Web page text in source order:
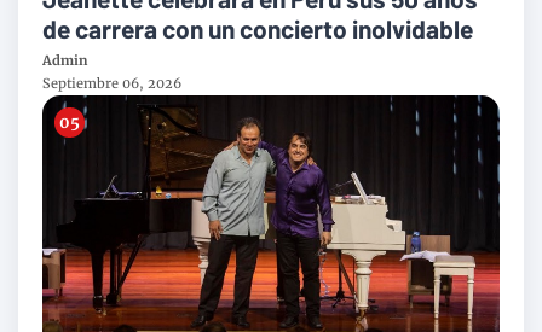
de carrera con un concierto inolvidable
Admin
Septiembre 06, 2026